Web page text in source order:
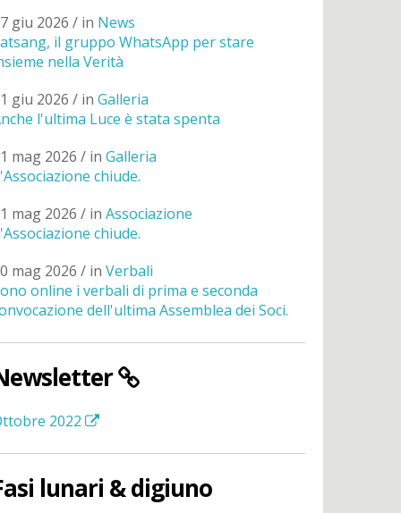
giu 2026 / in News
il gruppo WhatsApp per stare
nella Verità
giu 2026 / in Galleria
l'ultima Luce è stata spenta
mag 2026 / in Galleria
chiude.
mag 2026 / in Associazione
chiude.
mag 2026 / in Verbali
online i verbali di prima e seconda
dell'ultima Assemblea dei Soci.
2022
lunari & digiuno